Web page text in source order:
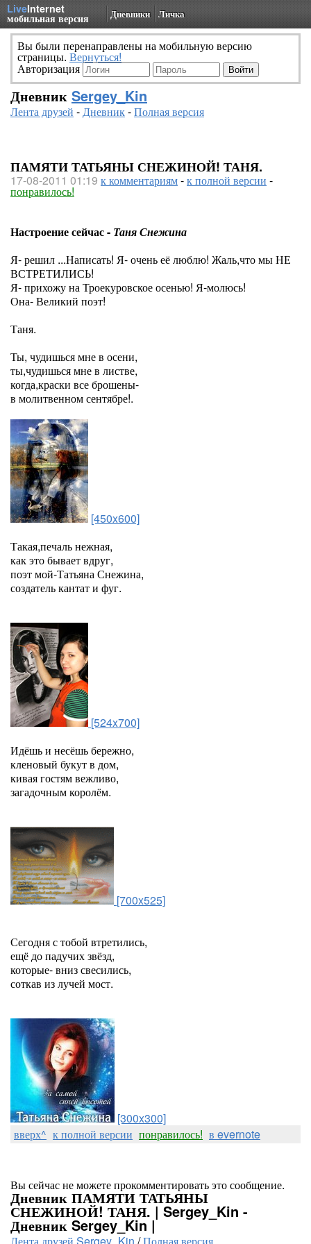
LiveInternet
мобильная версия Дневники Личка
Вы были перенаправлены на мобильную версию
страницы. Вернуться!
Авторизация
Дневник Sergey_Kin
Лента друзей -Дневник-Полная версия
ПАМЯТИ ТАТЬЯНЫ СНЕЖИНОЙ! ТАНЯ.
17-08-2011 01:19 к комментариям-к полной версии -
понравилось!
Настроение сейчас - Таня Снежина
Я- решил ...Написать! Я- очень её люблю! Жаль,что мы НЕ
ВСТРЕТИЛИСЬ!
Я- прихожу на Троекуровское осенью! Я-молюсь!
Она- Великий поэт!
Таня.
Ты, чудишься мне в осени,
ты,чудишься мне в листве,
когда,краски все брошены-
в молитвенном сентябре!.
[450x600]
Такая,печаль нежная,
как это бывает вдруг,
поэт мой-Татьяна Снежина,
создатель кантат и фуг.
[524x700]
Идёшь и несёшь бережно,
кленовый букут в дом,
кивая гостям вежливо,
загадочным королём.
[700x525]
Сегодня с тобой втретились,
ещё до падучих звёзд,
которые- вниз свесились,
соткав из лучей мост.
[300x300]
вверх^ к полной версии понравилось! в evernote
Вы сейчас не можете прокомментировать это сообщение.
Дневник ПАМЯТИ ТАТЬЯНЫ
СНЕЖИНОЙ! ТАНЯ. | Sergey_Kin -
Дневник Sergey_Kin |